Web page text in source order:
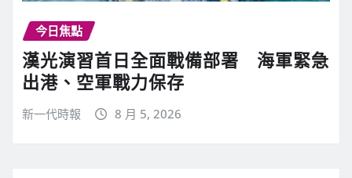
今日焦點
漢光演習首日全面戰備部署 海軍緊急
出港、空軍戰力保存
新一代時報 8 月 5, 2026